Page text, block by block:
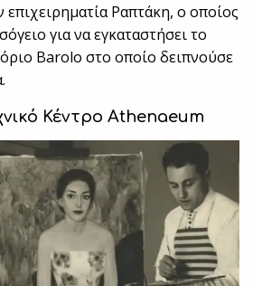
επιχειρηματία Ραπτάκη, ο οποίος
για να εγκαταστήσει το
Barolo στο οποίο δειπνούσε
Κέντρο Athenaeum